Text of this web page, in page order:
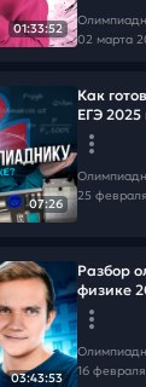
01:33:52
02 марта
07:26
Как
ЕГЭ
25
03:43:53
Разбор
физике
16